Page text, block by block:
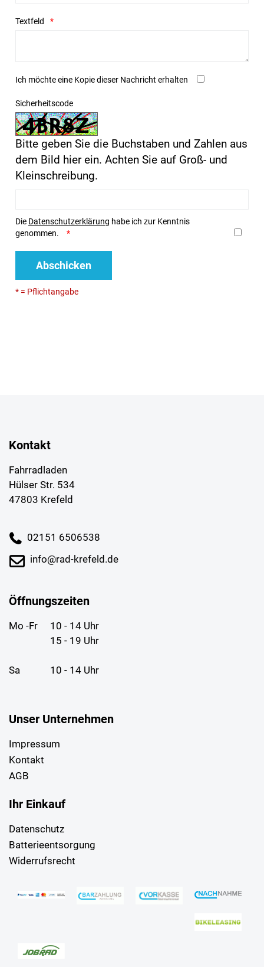
Textfeld
Ich möchte eine Kopie dieser Nachricht erhalten
Sicherheitscode
Bitte geben Sie die Buchstaben und Zahlen aus
dem Bild hier ein. Achten Sie auf Groß- und
Kleinschreibung.
Die Datenschutzerklärung habe ich zur Kenntnis
genommen.
Abschicken
* = Pflichtangabe
Kontakt
Fahrradladen
Hülser Str. 534
47803 Krefeld
02151 6506538
info@rad-krefeld.de
Öffnungszeiten
Mo -Fr
10 - 14 Uhr
15 - 19 Uhr
Sa 10 - 14 Uhr
Unser Unternehmen
Impressum
Kontakt
AGB
Ihr Einkauf
Datenschutz
Batterieentsorgung
Widerrufsrecht